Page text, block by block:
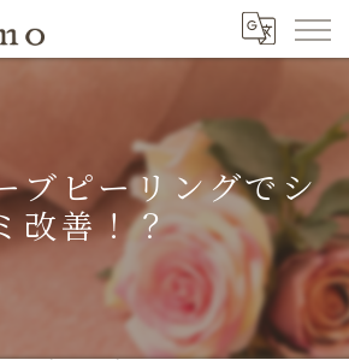
ブピーリングでシ
改善！？